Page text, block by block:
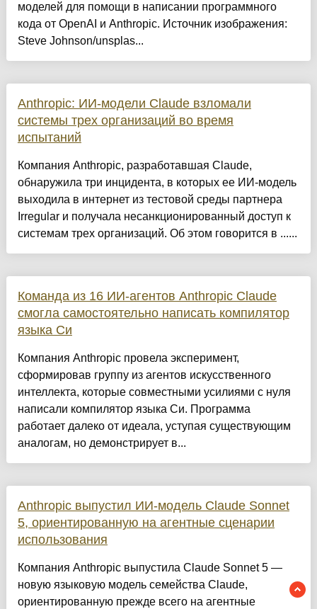
моделей для помощи в написании программного
кода от OpenAI и Anthropic. Источник изображения:
Steve Johnson/unsplas...
Anthropic: ИИ-модели Claude взломали
системы трех организаций во время
испытаний
Компания Anthropic, разработавшая Claude,
обнаружила три инцидента, в которых ее ИИ-модель
выходила в интернет из тестовой среды партнера
Irregular и получала несанкционированный доступ к
системам трех организаций. Об этом говорится в ......
Команда из 16 ИИ-агентов Anthropic Claude
смогла самостоятельно написать компилятор
языка Си
Компания Anthropic провела эксперимент,
сформировав группу из агентов искусственного
интеллекта, которые совместными усилиями с нуля
написали компилятор языка Си. Программа
работает далеко от идеала, уступая существующим
аналогам, но демонстрирует в...
Anthropic выпустил ИИ-модель Claude Sonnet
5, ориентированную на агентные сценарии
использования
Компания Anthropic выпустила Claude Sonnet 5 —
новую языковую модель семейства Claude,
ориентированную прежде всего на агентные